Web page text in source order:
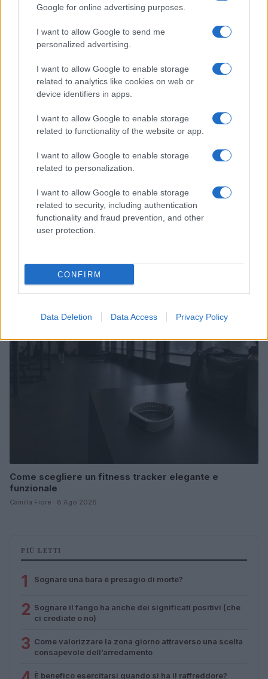
Google for online advertising purposes.
I want to allow Google to send me
personalized advertising.
I want to allow Google to enable storage
related to analytics like cookies on web or
device identifiers in apps.
I want to allow Google to enable storage
related to functionality of the website or app.
I want to allow Google to enable storage
related to personalization.
I want to allow Google to enable storage
related to security, including authentication
functionality and fraud prevention, and other
user protection.
CONFIRM
Data Deletion Data Access Privacy Policy
Italian manicure: la tecnica di manicure che slancia le
unghie e domina i social
Camilla Fiore · 8 Ago 2026
ALIMENTAZIONE
focus e memoria
Camilla Fiore · 8 Ago 2026
Come scegliere un fitness tracker elegante e
funzionale
Camilla Fiore · 8 Ago 2026
PIÙ LETTI
1 Sognare una bara è presagio di morte?
2 Sognare il fango ha anche dei significati positivi (che
ci crediate o no)
3 Come valorizzare la zona giorno attraverso una scelta
consapevole dell’arredamento
È benefico esercitarsi quando si ha il raffreddore?